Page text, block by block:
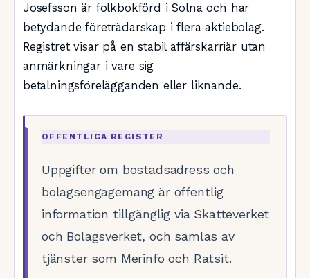
Josefsson är folkbokförd i Solna och har
betydande företrädarskap i flera aktiebolag.
Registret visar på en stabil affärskarriär utan
anmärkningar i vare sig
betalningsförelägganden eller liknande.
OFFENTLIGA REGISTER
Uppgifter om bostadsadress och
bolagsengagemang är offentlig
information tillgänglig via Skatteverket
och Bolagsverket, och samlas av
tjänster som Merinfo och Ratsit.